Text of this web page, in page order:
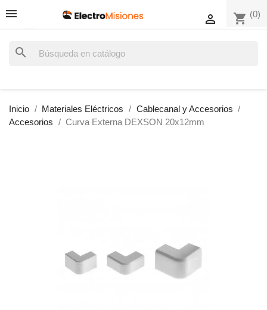
shopping_cart (0)

search
Inicio Materiales Eléctricos
Cablecanal y Accesorios
Accesorios
Curva Externa DEXSON 20x12mm